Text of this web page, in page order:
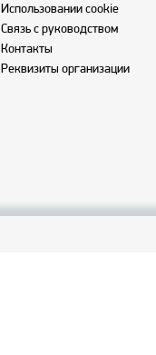
Использовании cookie
Связь с руководством
Контакты
Реквизиты организации